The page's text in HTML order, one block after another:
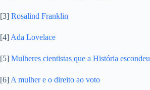
[3] Rosalind Franklin
[4] Ada Lovelace
[5] Mulheres cientistas que a História escondeu
[6] A mulher e o direito ao voto